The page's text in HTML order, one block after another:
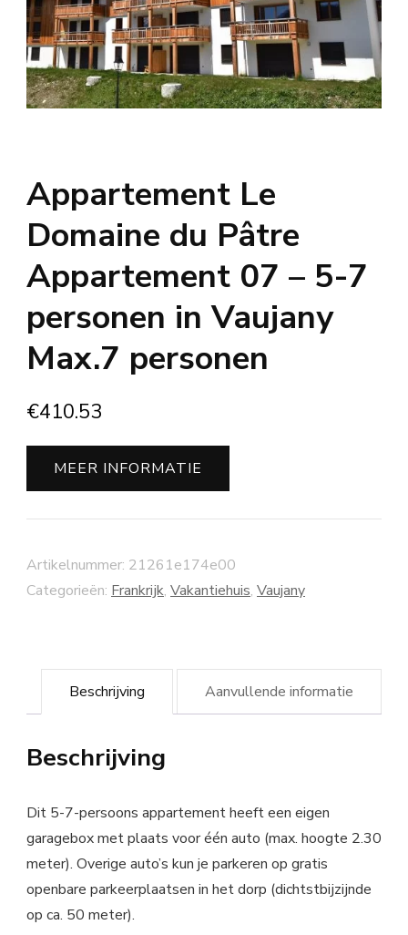
Appartement Le
Domaine du Pâtre
Appartement 07 – 5-7
personen in Vaujany
Max.7 personen
€410.53
MEER INFORMATIE
Artikelnummer: 21261e174e00
Categorieën: Frankrijk, Vakantiehuis, Vaujany
Beschrijving Aanvullende informatie
Beschrijving
Dit 5-7-persoons appartement heeft een eigen
garagebox met plaats voor één auto (max. hoogte 2.30
meter). Overige auto’s kun je parkeren op gratis
openbare parkeerplaatsen in het dorp (dichtstbijzijnde
op ca. 50 meter).